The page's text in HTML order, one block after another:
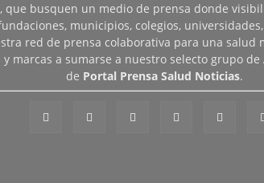
que busquen un medio de prensa donde
municipios, colegios,
red de prensa colaborativa para una salud
marcas a sumarse a nuestro selecto grupo
de Portal Prensa Salud Noticias.